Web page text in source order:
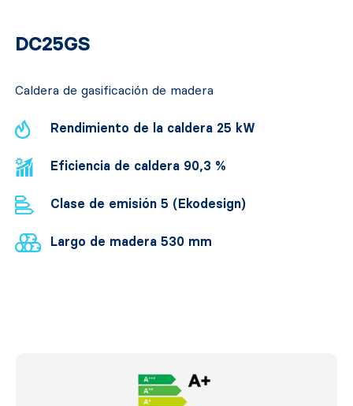
DC25GS
Caldera de gasificación de madera
Rendimiento de la caldera 25 kW
Eficiencia de caldera 90,3 %
Clase de emisión 5 (Ekodesign)
Largo de madera 530 mm